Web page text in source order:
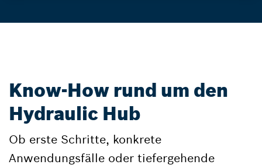
Know-How rund um den
Hydraulic Hub
Ob erste Schritte, konkrete
Anwendungsfälle oder tiefergehende